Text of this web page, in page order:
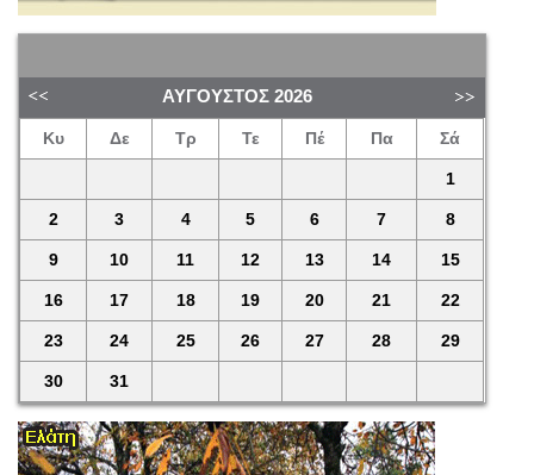
ΑΎΓΟΥΣΤΟΣ 2026
Κυ Δε Τρ Τε Πέ Πα Σά
1
2 3 4 5 6 7 8
9 10 11 12 13 14 15
16 17 18 19 20 21 22
23 24 25 26 27 28 29
30 31